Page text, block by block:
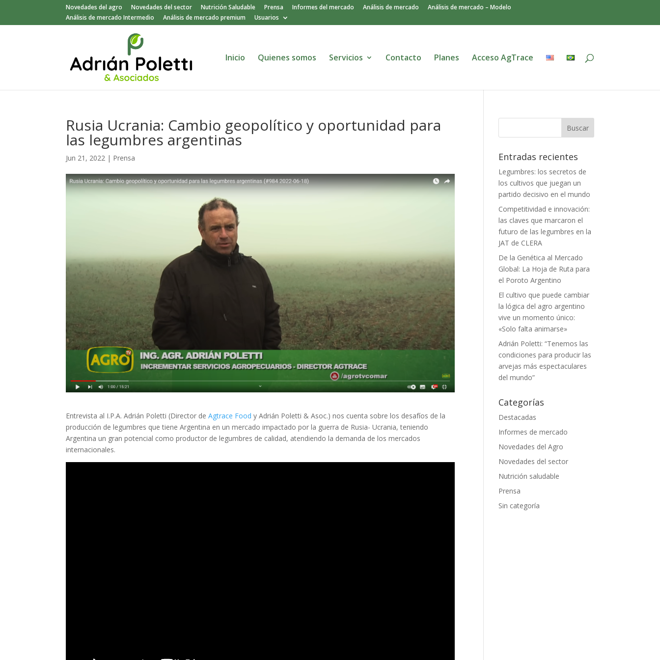
Novedades del agro Novedades del sector Nutrición Saludable Prensa Informes del mercado Análisis de mercado
Análisis de mercado – Modelo
Análisis de mercado Intermedio
Análisis de mercado premium Usuarios
Inicio Quienes somos Servicios Contacto Planes Acceso AgTrace
Rusia Ucrania: Cambio geopolítico y oportunidad para
las legumbres argentinas
Jun 21, 2022 | Prensa
Entrevista al I.P.A. Adrián Poletti (Director deAgtrace Food y Adrián Poletti & Asoc.) nos cuenta sobre los desafíos de la
producción de legumbres que tiene Argentina en un mercado impactado por la guerra de Rusia- Ucrania, teniendo
Argentina un gran potencial como productor de legumbres de calidad, atendiendo la demanda de los mercados
internacionales.
Entradas recientes
Legumbres: los secretos de
los cultivos que juegan un
partido decisivo en el mundo
Competitividad e innovación:
las claves que marcaron el
futuro de las legumbres en la
JAT de CLERA
De la Genética al Mercado
Global: La Hoja de Ruta para
el Poroto Argentino
El cultivo que puede cambiar
la lógica del agro argentino
vive un momento único:
«Solo falta animarse»
Adrián Poletti: “Tenemos las
condiciones para producir las
arvejas más espectaculares
del mundo”
Categorías
Destacadas
Informes de mercado
Novedades del Agro
Novedades del sector
Nutrición saludable
Prensa
Sin categoría